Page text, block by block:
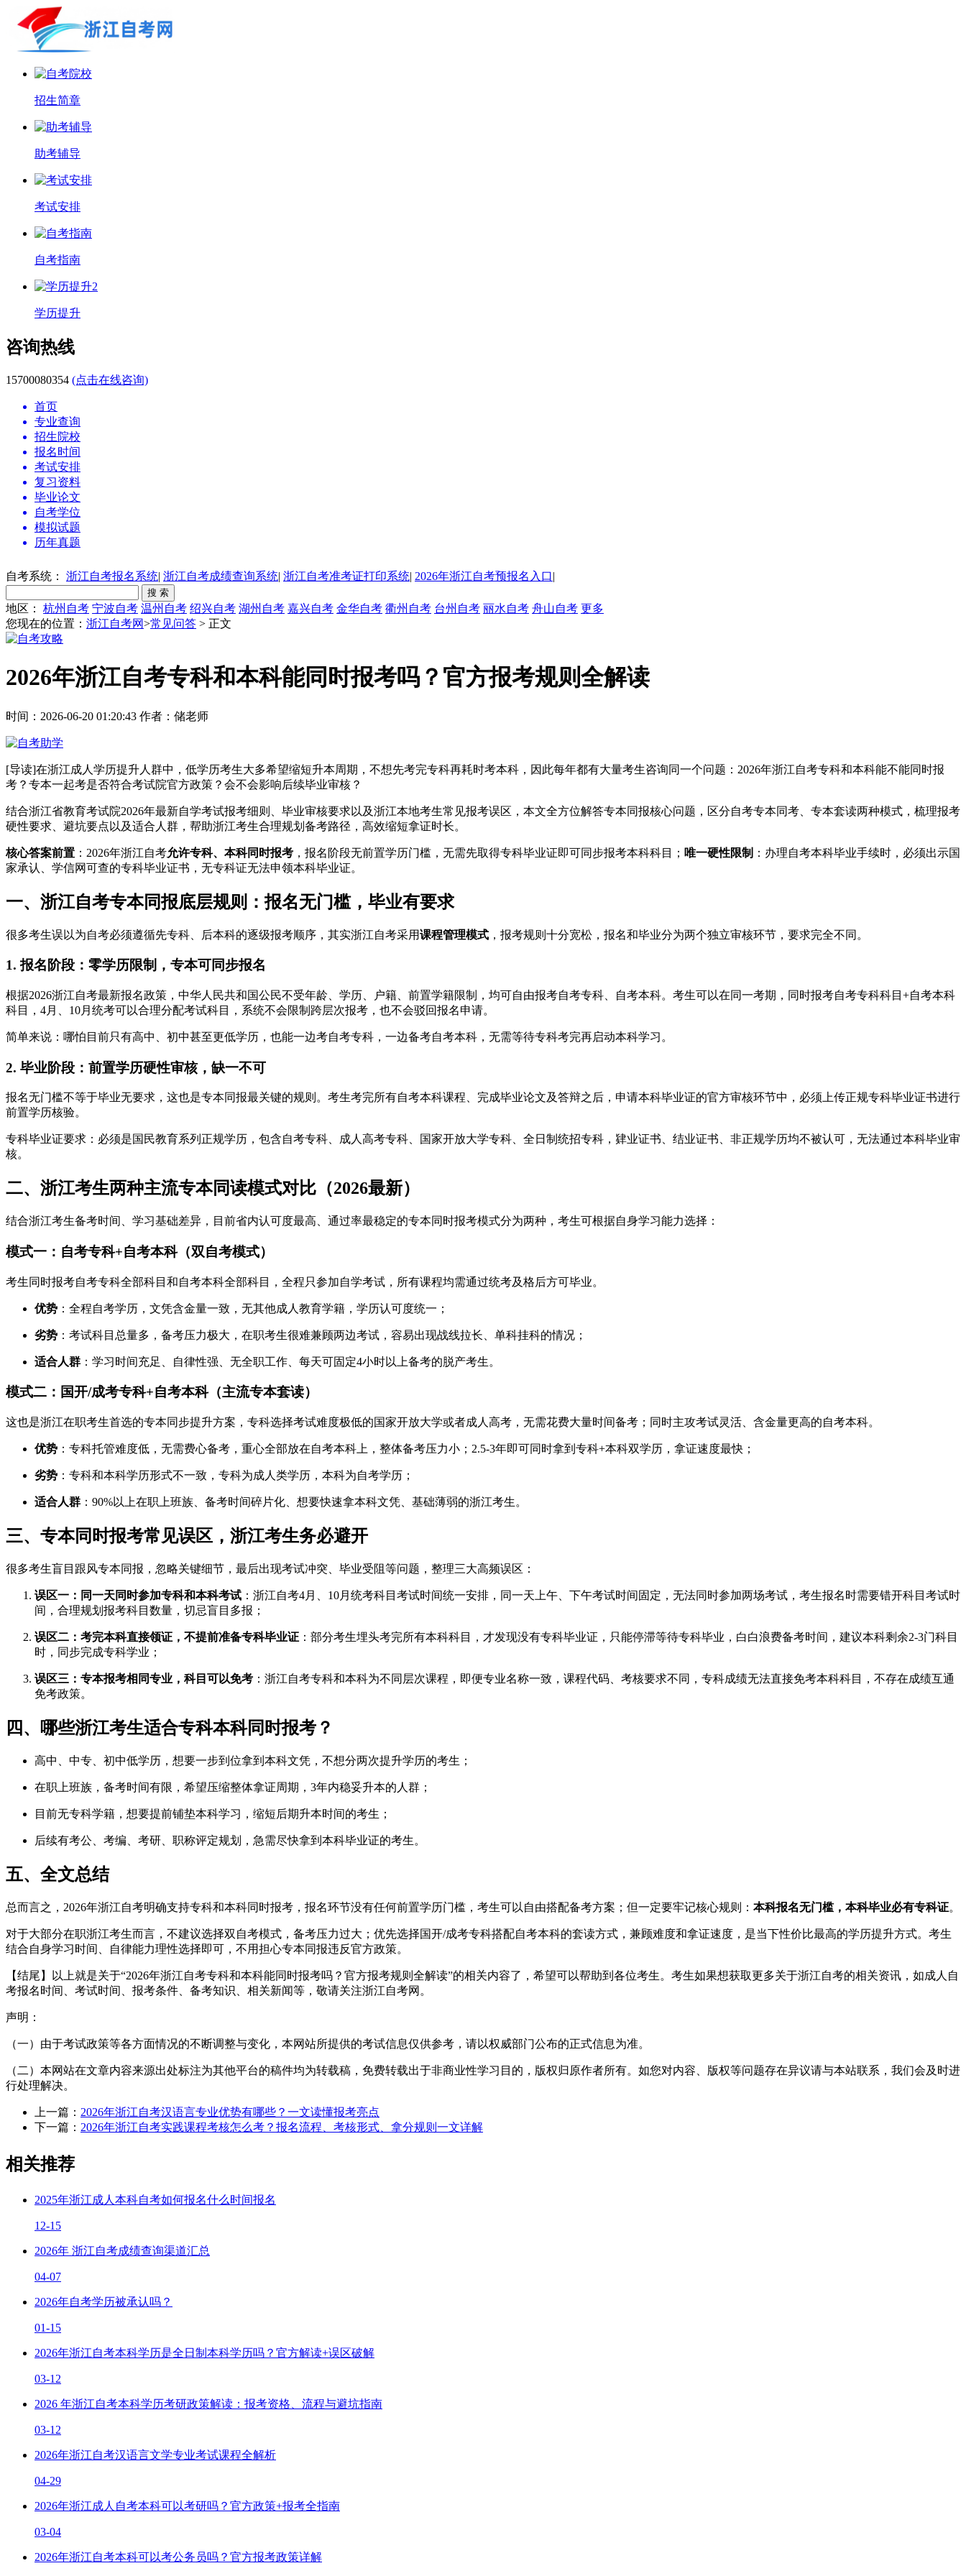
招生简章
助考辅导
考试安排
自考指南
学历提升
咨询热线
15700080354 (点击在线咨询)
首页
专业查询
招生院校
报名时间
考试安排
复习资料
毕业论文
自考学位
模拟试题
历年真题
自考系统： 浙江自考报名系统| 浙江自考成绩查询系统| 浙江自考准考证打印系统| 2026年浙江自考预报名入口|
地区： 杭州自考 宁波自考 温州自考 绍兴自考 湖州自考 嘉兴自考 金华自考 衢州自考 台州自考 丽水自考 舟山自考 更多
您现在的位置： 浙江自考网>常见问答 > 正文
2026年浙江自考专科和本科能同时报考吗？官方报考规则全解读
时间：2026-06-20 01:20:43 作者：储老师
[导读]在浙江成人学历提升人群中，低学历考生大多希望缩短升本周期，不想先考完专科再耗时考本科，因此每年都有大量考生咨询同一个问题：2026年浙江自考专科和本科能不能同时报
考？专本一起考是否符合考试院官方政策？会不会影响后续毕业审核？
结合浙江省教育考试院2026年最新自学考试报考细则、毕业审核要求以及浙江本地考生常见报考误区，本文全方位解答专本同报核心问题，区分自考专本同考、专本套读两种模式，梳理报考
硬性要求、避坑要点以及适合人群，帮助浙江考生合理规划备考路径，高效缩短拿证时长。
核心答案前置 ：2026年浙江自考允许专科、本科同时报考 ，报名阶段无前置学历门槛，无需先取得专科毕业证即可同步报考本科科目； 唯一硬性限制 ：办理自考本科毕业手续时，必须出示国
家承认、学信网可查的专科毕业证书，无专科证无法申领本科毕业证。
一、浙江自考专本同报底层规则：报名无门槛，毕业有要求
很多考生误以为自考必须遵循先专科、后本科的逐级报考顺序，其实浙江自考采用课程管理模式 ，报考规则十分宽松，报名和毕业分为两个独立审核环节，要求完全不同。
1. 报名阶段：零学历限制，专本可同步报名
根据2026浙江自考最新报名政策，中华人民共和国公民不受年龄、学历、户籍、前置学籍限制，均可自由报考自考专科、自考本科。考生可以在同一考期，同时报考自考专科科目+自考本科
科目，4月、10月统考可以合理分配考试科目，系统不会限制跨层次报考，也不会驳回报名申请。
简单来说：哪怕目前只有高中、初中甚至更低学历，也能一边考自考专科，一边备考自考本科，无需等待专科考完再启动本科学习。
2. 毕业阶段：前置学历硬性审核，缺一不可
报名无门槛不等于毕业无要求，这也是专本同报最关键的规则。考生考完所有自考本科课程、完成毕业论文及答辩之后，申请本科毕业证的官方审核环节中，必须上传正规专科毕业证书进行
前置学历核验。
专科毕业证要求：必须是国民教育系列正规学历，包含自考专科、成人高考专科、国家开放大学专科、全日制统招专科，肄业证书、结业证书、非正规学历均不被认可，无法通过本科毕业审
核。
二、浙江考生两种主流专本同读模式对比（2026最新）
结合浙江考生备考时间、学习基础差异，目前省内认可度最高、通过率最稳定的专本同时报考模式分为两种，考生可根据自身学习能力选择：
模式一：自考专科+自考本科（双自考模式）
考生同时报考自考专科全部科目和自考本科全部科目，全程只参加自学考试，所有课程均需通过统考及格后方可毕业。
优势 ：全程自考学历，文凭含金量一致，无其他成人教育学籍，学历认可度统一；
劣势 ：考试科目总量多，备考压力极大，在职考生很难兼顾两边考试，容易出现战线拉长、单科挂科的情况；
适合人群 ：学习时间充足、自律性强、无全职工作、每天可固定4小时以上备考的脱产考生。
模式二：国开/成考专科+自考本科（主流专本套读）
这也是浙江在职考生首选的专本同步提升方案，专科选择考试难度极低的国家开放大学或者成人高考，无需花费大量时间备考；同时主攻考试灵活、含金量更高的自考本科。
优势 ：专科托管难度低，无需费心备考，重心全部放在自考本科上，整体备考压力小；2.5-3年即可同时拿到专科+本科双学历，拿证速度最快；
劣势 ：专科和本科学历形式不一致，专科为成人类学历，本科为自考学历；
适合人群 ：90%以上在职上班族、备考时间碎片化、想要快速拿本科文凭、基础薄弱的浙江考生。
三、专本同时报考常见误区，浙江考生务必避开
很多考生盲目跟风专本同报，忽略关键细节，最后出现考试冲突、毕业受阻等问题，整理三大高频误区：
误区一：同一天同时参加专科和本科考试 ：浙江自考4月、10月统考科目考试时间统一安排，同一天上午、下午考试时间固定，无法同时参加两场考试，考生报名时需要错开科目考试时
间，合理规划报考科目数量，切忌盲目多报；
误区二：考完本科直接领证，不提前准备专科毕业证 ：部分考生埋头考完所有本科科目，才发现没有专科毕业证，只能停滞等待专科毕业，白白浪费备考时间，建议本科剩余2-3门科目
时，同步完成专科学业；
误区三：专本报考相同专业，科目可以免考 ：浙江自考专科和本科为不同层次课程，即便专业名称一致，课程代码、考核要求不同，专科成绩无法直接免考本科科目，不存在成绩互通
免考政策。
四、哪些浙江考生适合专科本科同时报考？
高中、中专、初中低学历，想要一步到位拿到本科文凭，不想分两次提升学历的考生；
在职上班族，备考时间有限，希望压缩整体拿证周期，3年内稳妥升本的人群；
目前无专科学籍，想要提前铺垫本科学习，缩短后期升本时间的考生；
后续有考公、考编、考研、职称评定规划，急需尽快拿到本科毕业证的考生。
五、全文总结
总而言之，2026年浙江自考明确支持专科和本科同时报考，报名环节没有任何前置学历门槛，考生可以自由搭配备考方案；但一定要牢记核心规则： 本科报名无门槛，本科毕业必有专科证。
对于大部分在职浙江考生而言，不建议选择双自考模式，备考压力过大；优先选择国开/成考专科搭配自考本科的套读方式，兼顾难度和拿证速度，是当下性价比最高的学历提升方式。考生
结合自身学习时间、自律能力理性选择即可，不用担心专本同报违反官方政策。
【结尾】以上就是关于“2026年浙江自考专科和本科能同时报考吗？官方报考规则全解读”的相关内容了，希望可以帮助到各位考生。考生如果想获取更多关于浙江自考的相关资讯，如成人自
考报名时间、考试时间、报考条件、备考知识、相关新闻等，敬请关注浙江自考网。
声明：
（一）由于考试政策等各方面情况的不断调整与变化，本网站所提供的考试信息仅供参考，请以权威部门公布的正式信息为准。
（二）本网站在文章内容来源出处标注为其他平台的稿件均为转载稿，免费转载出于非商业性学习目的，版权归原作者所有。如您对内容、版权等问题存在异议请与本站联系，我们会及时进
行处理解决。
上一篇： 2026年浙江自考汉语言专业优势有哪些？一文读懂报考亮点
下一篇： 2026年浙江自考实践课程考核怎么考？报名流程、考核形式、拿分规则一文详解
相关推荐
2025年浙江成人本科自考如何报名什么时间报名
12-15
2026年 浙江自考成绩查询渠道汇总
04-07
2026年自考学历被承认吗？
01-15
2026年浙江自考本科学历是全日制本科学历吗？官方解读+误区破解
03-12
2026 年浙江自考本科学历考研政策解读：报考资格、流程与避坑指南
03-12
2026年浙江自考汉语言文学专业考试课程全解析
04-29
2026年浙江成人自考本科可以考研吗？官方政策+报考全指南
03-04
2026年浙江自考本科可以考公务员吗？官方报考政策详解